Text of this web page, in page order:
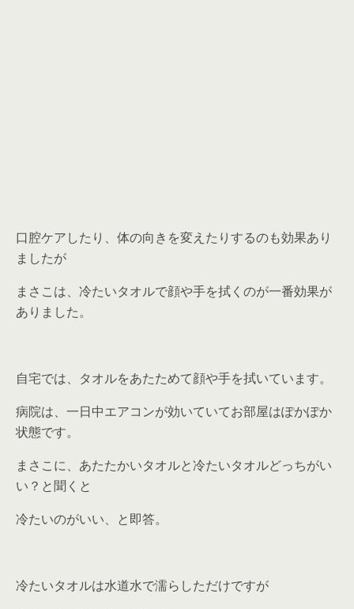
口腔ケアしたり、体の向きを変えたりするのも効果あり
ましたが
まさこは、 冷たいタオルで顔や手を拭く のが一番効果が
ありました。
自宅では、タオルをあたためて顔や手を拭いています。
病院は、一日中エアコンが効いていてお部屋はぽかぽか
状態です。
まさこに、あたたかいタオルと冷たいタオルどっちがい
い？と聞くと
冷たいのがいい、と即答。
冷たいタオルは水道水で濡らしただけですが